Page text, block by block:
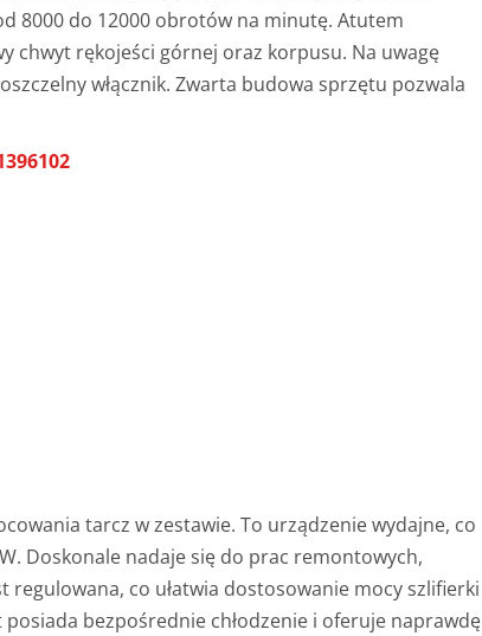
8000 do 12000 obrotów na minutę. Atutem
chwyt rękojeści górnej oraz korpusu. Na uwagę
włącznik. Zwarta budowa sprzętu pozwala
tarcz w zestawie. To urządzenie wydajne, co
Doskonale nadaje się do prac remontowych,
co ułatwia dostosowanie mocy szlifierki
bezpośrednie chłodzenie i oferuje naprawdę